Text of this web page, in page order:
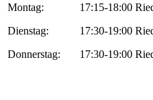
Montag:
Dienstag:
Donnerstag:
17:15-18:00
17:30-19:00
17:30-19:00